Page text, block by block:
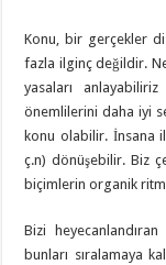
Konu, bir gerçekler
fazla ilginç değildir.
yasaları
önemlilerini daha iyi
konu olabilir. İnsana
ç.n) dönüşebilir. Biz
biçimlerin organik
Bizi
bunları sıralamaya